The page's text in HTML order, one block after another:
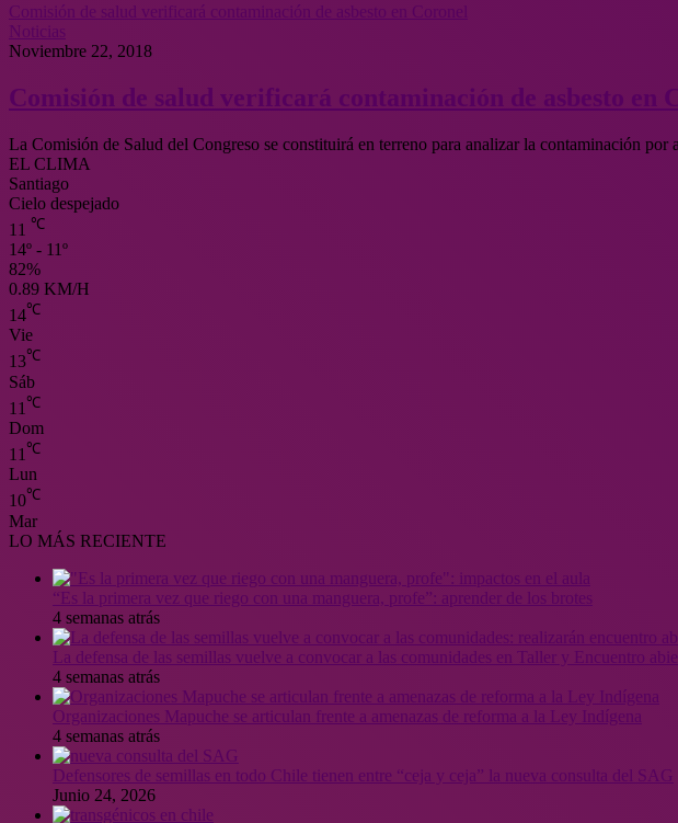
Comisión de salud verificará contaminación de asbesto en Coronel
Noticias
Noviembre 22, 2018
Comisión de salud verificará contaminación de asbesto en
La Comisión de Salud del Congreso se constituirá en terreno para analizar la contaminación por
EL CLIMA
Santiago
Cielo despejado
11 ℃
14º - 11º
82%
0.89 KM/H
14℃
Vie
13℃
Sáb
11 ℃
Dom
11 ℃
Lun
10℃
Mar
LO MÁS RECIENTE
“Es la primera vez que riego con una manguera, profe”: aprender de los brotes
4 semanas atrás
La defensa de las semillas vuelve a convocar a las comunidades en Taller y Encuentro
4 semanas atrás
Organizaciones Mapuche se articulan frente a amenazas de reforma a la Ley Indígena
4 semanas atrás
Defensores de semillas en todo Chile tienen entre “ceja y ceja” la nueva consulta del SAG
Junio 24, 2026